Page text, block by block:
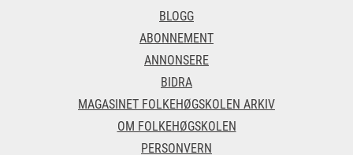
BLOGG
ABONNEMENT
ANNONSERE
BIDRA
MAGASINET FOLKEHØGSKOLEN ARKIV
OM FOLKEHØGSKOLEN
PERSONVERN